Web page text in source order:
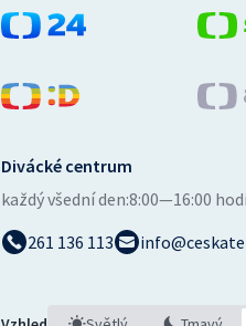
Divácké centrum
každý všední den:8:00—16:00
261 136 113